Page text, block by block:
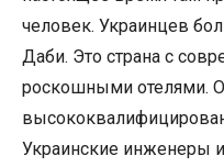
человек. Украинцев
Даби. Это страна с
роскошными отелями.
Украинские инженеры